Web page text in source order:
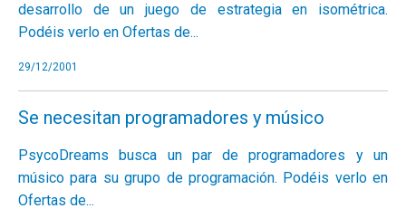
desarrollo de un juego de estrategia en isométrica.
Podéis verlo en Ofertas de...
29/12/2001
Se necesitan programadores y músico
PsycoDreams busca un par de programadores y un
músico para su grupo de programación. Podéis verlo en
Ofertas de...